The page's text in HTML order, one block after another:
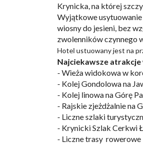
Krynicka, na której
Wyjątkowe usytuowanie
wiosny do jesieni, bez
zwolenników czynnego
Hotel ustuowany jest na
Najciekawsze
- Wieża widokowa w
- Kolej Gondolowa na
- Kolej linowa na Górę
- Rajskie zjeżdżalnie na
- Liczne szlaki
- Krynicki Szlak Cerkwi
- Liczne trasy rowerowe